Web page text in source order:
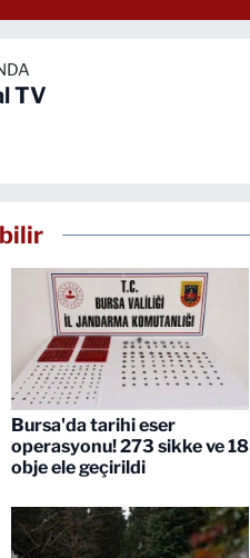
TV
Bursa'da tarihi eser
operasyonu! 273 sikke ve 18
obje ele geçirildi